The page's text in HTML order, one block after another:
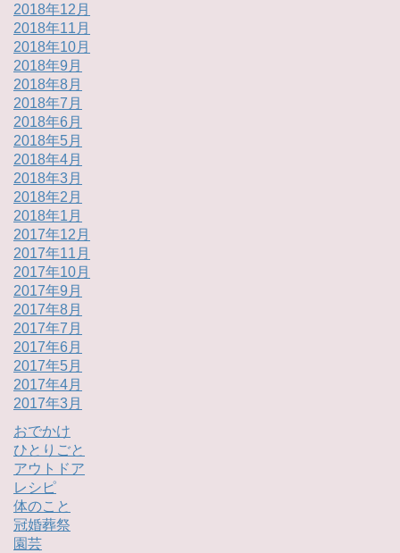
2018年12月
2018年11月
2018年10月
2018年9月
2018年8月
2018年7月
2018年6月
2018年5月
2018年4月
2018年3月
2018年2月
2018年1月
2017年12月
2017年11月
2017年10月
2017年9月
2017年8月
2017年7月
2017年6月
2017年5月
2017年4月
2017年3月
おでかけ
ひとりごと
アウトドア
レシピ
体のこと
冠婚葬祭
園芸